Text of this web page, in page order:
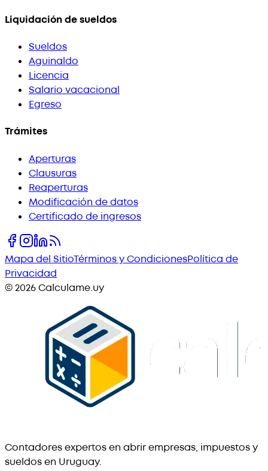
Liquidación de sueldos
Sueldos
Aguinaldo
Licencia
Salario vacacional
Egreso
Trámites
Aperturas
Clausuras
Reaperturas
Modificación de datos
Certificado de ingresos
Mapa del SitioTérminos y CondicionesPolítica de
Privacidad
©2026Calculame.uy
Contadores expertos en abrir empresas, impuestos y
sueldos en Uruguay.